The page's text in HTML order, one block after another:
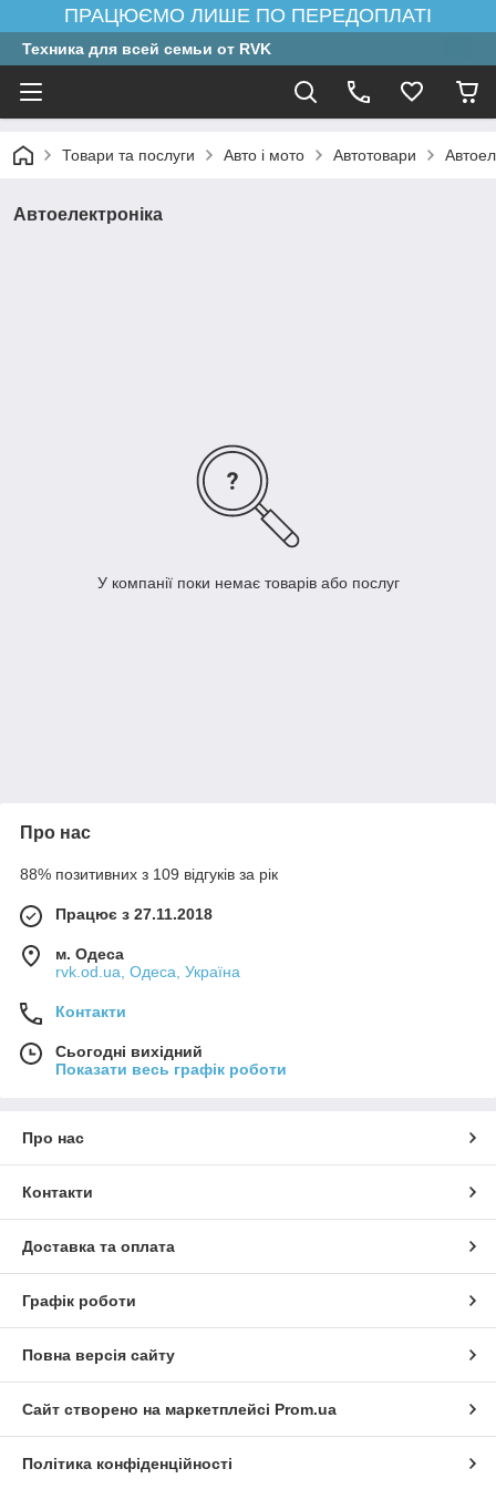
ПРАЦЮЄМО ЛИШЕ ПО ПЕРЕДОПЛАТІ
Техника для всей семьи от RVK
Товари та послуги Авто і мото Автотовари
Автоелектроніка
У компанії поки немає товарів або послуг
Про нас
88% позитивних з 109 відгуків за рік
Працює з 27.11.2018
м. Одеса
rvk.od.ua, Одеса, Україна
Контакти
Сьогодні вихідний
Показати весь графік роботи
Про нас
Контакти
Доставка та оплата
Графік роботи
Повна версія сайту
Сайт створено на маркетплейсі Prom.ua
Політика конфіденційності